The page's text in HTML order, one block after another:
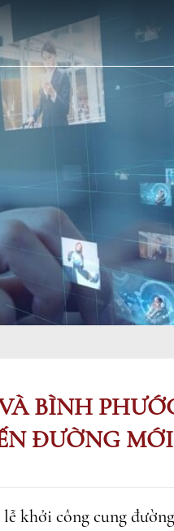
BÌNH
ĐƯỜNG MỚI
lễ khởi công cung